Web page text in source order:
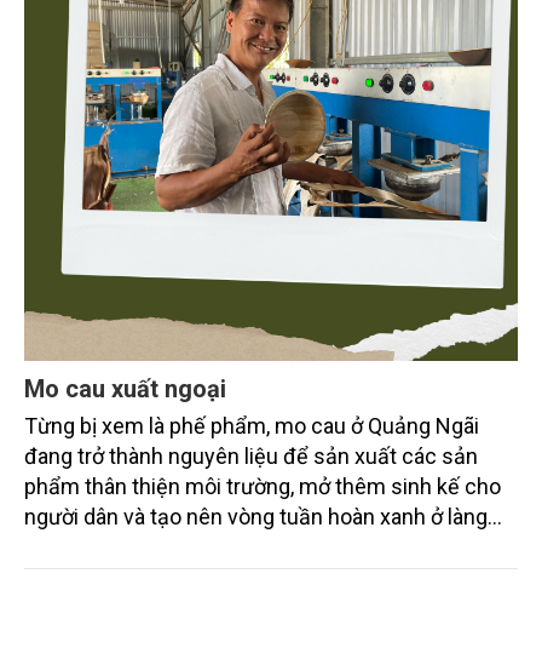
Mo cau xuất ngoại
Từng bị xem là phế phẩm, mo cau ở Quảng Ngãi
đang trở thành nguyên liệu để sản xuất các sản
phẩm thân thiện môi trường, mở thêm sinh kế cho
người dân và tạo nên vòng tuần hoàn xanh ở làng
chén, dĩa... từ mo cau đã được thị trường trong nước